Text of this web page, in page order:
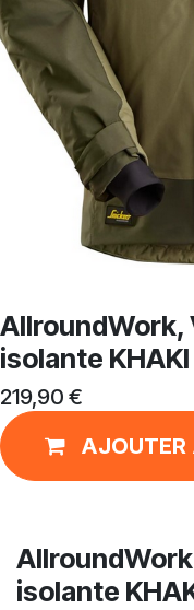
AllroundWork,
isolante KHAKI
219,90 €
AJOUTER
isolante